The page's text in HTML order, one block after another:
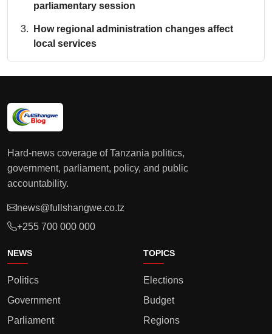
parliamentary session
How regional administration changes affect
local services
Hard-news coverage of Tanzania politics,
government, parliament, policy, and public
accountability.
news@fullshangwe.co.tz
+255 700 000 000
NEWS
Politics
Government
Parliament
TOPICS
Elections
Budget
Regions